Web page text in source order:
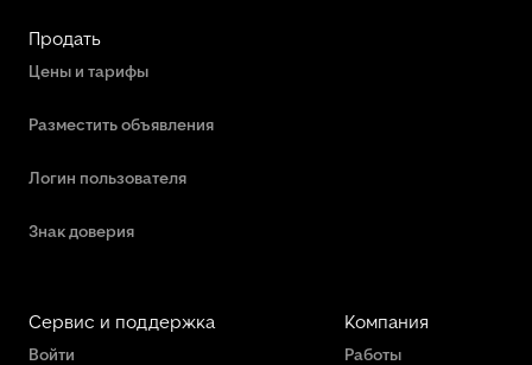
Продать
Цены и тарифы
Разместить объявления
Логин пользователя
Знак доверия
Сервис и поддержка
Войти
Компания
Работы